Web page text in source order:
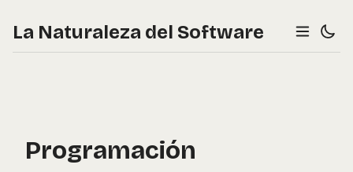
La Naturaleza del Software
Programación